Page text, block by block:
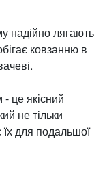
надійно лягають
ковзанню в
це якісний
не тільки
їх для подальшої